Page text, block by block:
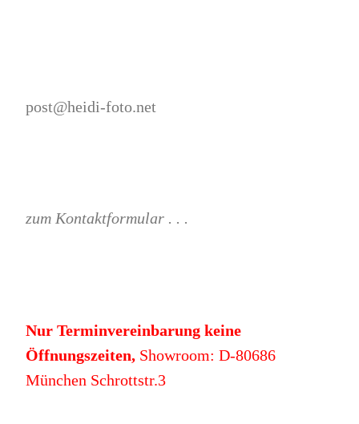
post@heidi-foto.net
zum Kontaktformular . . .
Nur Terminvereinbarung keine
Öffnungszeiten,Showroom: D-80686
München Schrottstr.3